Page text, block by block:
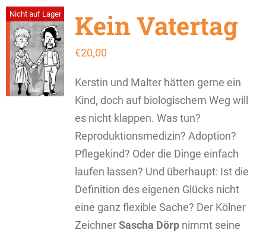
Nicht auf Lager Kein Vatertag
€20,00
Kerstin und Malter hätten gerne ein
Kind, doch auf biologischem Weg will
es nicht klappen. Was tun?
Reproduktionsmedizin? Adoption?
Pflegekind? Oder die Dinge einfach
laufen lassen? Und überhaupt: Ist die
Definition des eigenen Glücks nicht
eine ganz flexible Sache? Der Kölner
ZeichnerSascha Dörpnimmt seine